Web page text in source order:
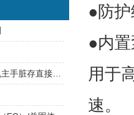
●防
●内
用于
速。